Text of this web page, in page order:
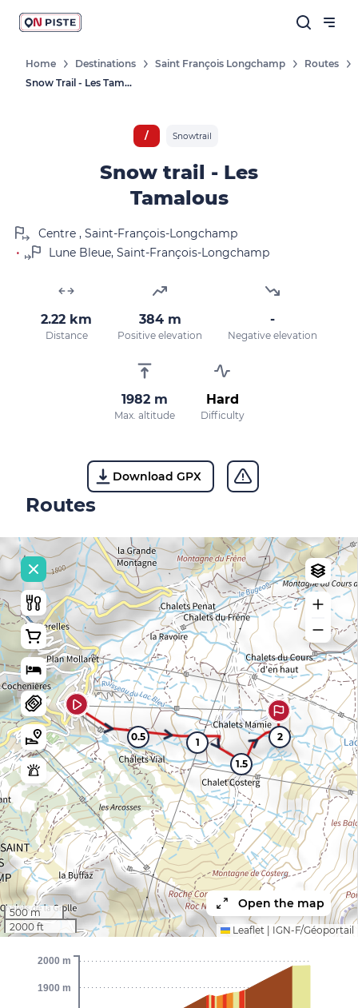
Home Destinations Saint François Longchamp
Routes
Snow Trail - Les Tamalous
/ Snowtrail
Snow trail - Les
Tamalous
Centre , Saint-François-Longchamp
• Lune Bleue, Saint-François-Longchamp
2.22 km
Distance
384 m
Positive elevation
-
Negative elevation
1982 m
Max. altitude
Hard
Difficulty
Download GPX
Routes
0.5
1
1.5
2
500 m
2000 ft
Open the map
Leaflet IGN-F/Géoportail
1900 m
2000 m